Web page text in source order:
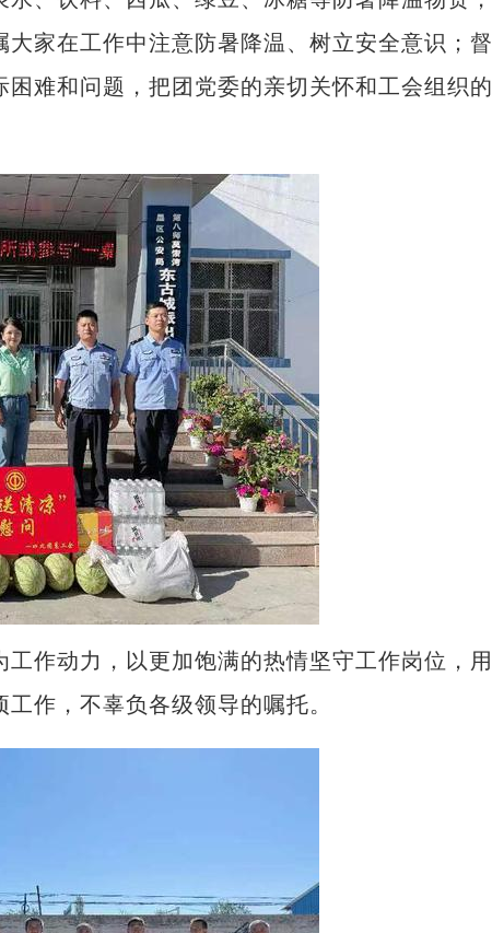
家在工作中注意防暑降温、树立安全意识；督
难和问题，把团党委的亲切关怀和工会组织的
动力，以更加饱满的热情坚守工作岗位，用
作，不辜负各级领导的嘱托。